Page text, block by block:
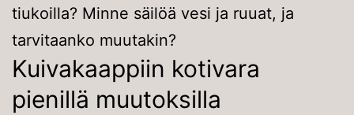
tiukoilla? Minne säilöä vesi ja ruuat, ja
tarvitaanko muutakin?
Kuivakaappiin kotivara
pienillä muutoksilla